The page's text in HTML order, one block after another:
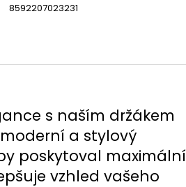
8592207023231
s naším držákem
moderní a stylový
poskytoval maximální
vzhled vašeho